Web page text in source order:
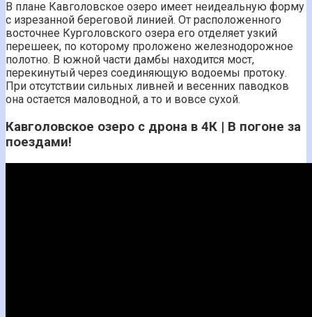
В плане Кавголовское озеро имеет неидеальную форму
с изрезанной береговой линией. От расположенного
восточнее Курголовского озера его отделяет узкий
перешеек, по которому проложено железнодорожное
полотно. В южной части дамбы находится мост,
перекинутый через соединяющую водоемы протоку.
При отсутствии сильных ливней и весенних паводков
она остается маловодной, а то и вовсе сухой.
Кавголовское озеро с дрона в 4К | В погоне за
поездами!